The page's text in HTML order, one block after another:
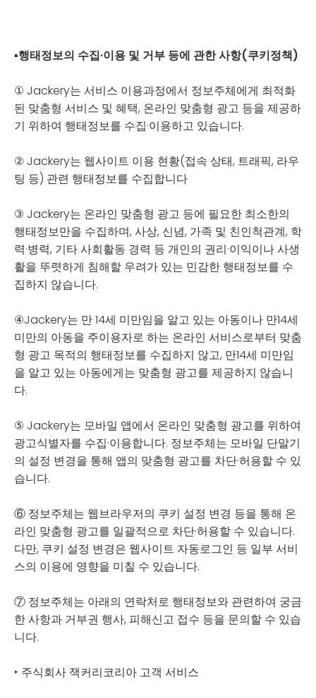
▪행태정보의 수집·이용 및 거부 등에 관한 사항(쿠키정책)
① Jackery는 서비스 이용과정에서 정보주체에게 최적화
된 맞춤형 서비스 및 혜택, 온라인 맞춤형 광고 등을 제공하
기 위하여 행태정보를 수집·이용하고 있습니다.
② Jackery는 웹사이트 이용 현황(접속 상태, 트래픽, 라우
팅 등) 관련 행태정보를 수집합니다
③ Jackery는 온라인 맞춤형 광고 등에 필요한 최소한의
행태정보만을 수집하며, 사상, 신념, 가족 및 친인척관계, 학
력·병력, 기타 사회활동 경력 등 개인의 권리·이익이나 사생
활을 뚜렷하게 침해할 우려가 있는 민감한 행태정보를 수
집하지 않습니다.
④Jackery는 만 14세 미만임을 알고 있는 아동이나 만14세
미만의 아동을 주이용자로 하는 온라인 서비스로부터 맞춤
형 광고 목적의 행태정보를 수집하지 않고, 만14세 미만임
을 알고 있는 아동에게는 맞춤형 광고를 제공하지 않습니
다.
⑤ Jackery는 모바일 앱에서 온라인 맞춤형 광고를 위하여
광고식별자를 수집·이용합니다. 정보주체는 모바일 단말기
의 설정 변경을 통해 앱의 맞춤형 광고를 차단·허용할 수 있
습니다.
⑥ 정보주체는 웹브라우저의 쿠키 설정 변경 등을 통해 온
라인 맞춤형 광고를 일괄적으로 차단·허용할 수 있습니다.
다만, 쿠키 설정 변경은 웹사이트 자동로그인 등 일부 서비
스의 이용에 영향을 미칠 수 있습니다.
⑦ 정보주체는 아래의 연락처로 행태정보와 관련하여 궁금
한 사항과 거부권 행사, 피해신고 접수 등을 문의할 수 있습
니다.
‣ 주식회사 잭커리코리아 고객 서비스